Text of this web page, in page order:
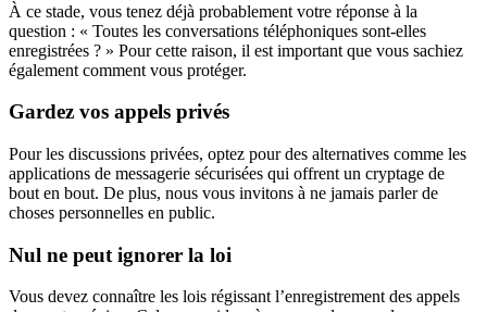
À ce stade, vous tenez déjà probablement votre réponse à la
question : « Toutes les conversations téléphoniques sont-elles
enregistrées ? » Pour cette raison, il est important que vous sachiez
également comment vous protéger.
Gardez vos appels privés
Pour les discussions privées, optez pour des alternatives comme les
applications de messagerie sécurisées qui offrent un cryptage de
bout en bout. De plus, nous vous invitons à ne jamais parler de
choses personnelles en public.
Nul ne peut ignorer la loi
Vous devez connaître les lois régissant l’enregistrement des appels